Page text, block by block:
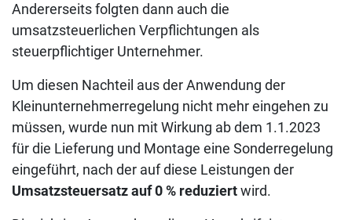
Andererseits folgten dann auch die
umsatzsteuerlichen Verpflichtungen als
steuerpflichtiger Unternehmer.
Um diesen Nachteil aus der Anwendung der
Kleinunternehmerregelung nicht mehr eingehen zu
müssen, wurde nun mit Wirkung ab dem 1.1.2023
für die Lieferung und Montage eine Sonderregelung
eingeführt, nach der auf diese Leistungen der
Umsatzsteuersatz auf 0 % reduziertwird.